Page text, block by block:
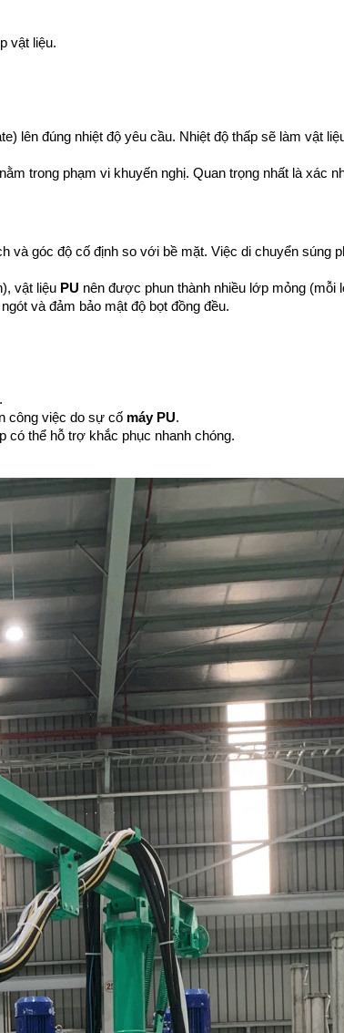
vật liệu.
lên đúng nhiệt độ yêu cầu. Nhiệt độ thấp sẽ làm vật
trong phạm vi khuyến nghị. Quan trọng nhất là xác
và góc độ cố định so với bề mặt. Việc di chuyển súng
vật liệu PU nên được phun thành nhiều lớp mỏng (mỗi
và đảm bảo mật độ bọt đồng đều.
công việc do sự cố máy PU.
có thể hỗ trợ khắc phục nhanh chóng.